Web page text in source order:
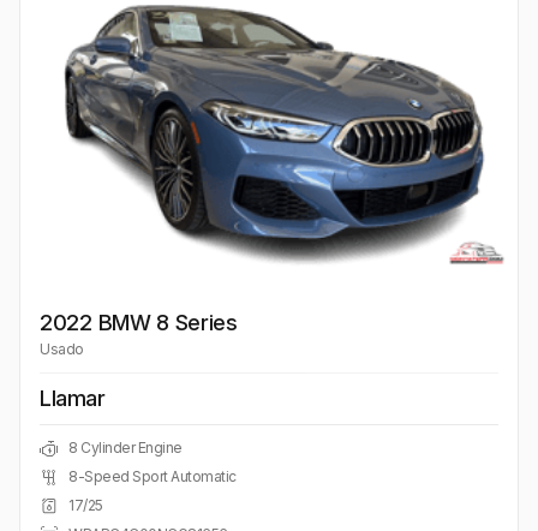
2022 BMW 8 Series
Usado
Llamar
8 Cylinder Engine
8-Speed Sport Automatic
17/25